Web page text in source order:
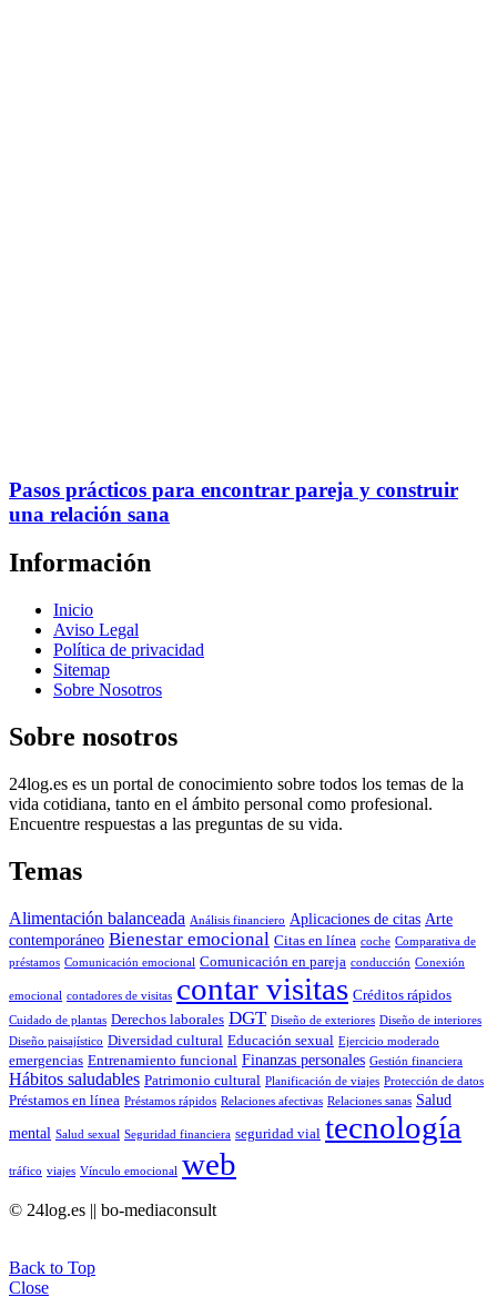
Pasos prácticos para encontrar pareja y construir
una relación sana
Información
Inicio
Aviso Legal
Política de privacidad
Sitemap
Sobre Nosotros
Sobre nosotros
24log.es es un portal de conocimiento sobre todos los temas de la
vida cotidiana, tanto en el ámbito personal como profesional.
Encuentre respuestas a las preguntas de su vida.
Temas
Alimentación balanceada Análisis financiero Aplicaciones de citas Arte
contemporáneo Bienestar emocional Citas en línea coche Comparativa de
préstamos Comunicación emocional Comunicación en pareja conducción Conexión
emocional contadores de visitas contar visitas Créditos rápidos
Cuidado de plantas Derechos laborales DGT Diseño de exteriores Diseño de interiores
Diseño paisajístico Diversidad cultural Educación sexual Ejercicio moderado
emergencias Entrenamiento funcional Finanzas personales Gestión financiera
Hábitos saludables Patrimonio cultural Planificación de viajes Protección de datos
Préstamos en línea Préstamos rápidos Relaciones afectivas Relaciones sanas Salud
mental Salud sexual Seguridad financiera seguridad vial tecnología
tráfico viajes Vínculo emocional web
© 24log.es || bo-mediaconsult
Back to Top
Close